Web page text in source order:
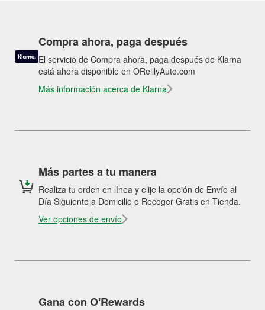
Compra ahora, paga después
El servicio de Compra ahora, paga después de Klarna
está ahora disponible en OReillyAuto.com
Más información acerca de Klarna
Más partes a tu manera
Realiza tu orden en línea y elije la opción de Envío al
Día Siguiente a Domicilio o Recoger Gratis en Tienda.
Ver opciones de envío
Gana con O'Rewards